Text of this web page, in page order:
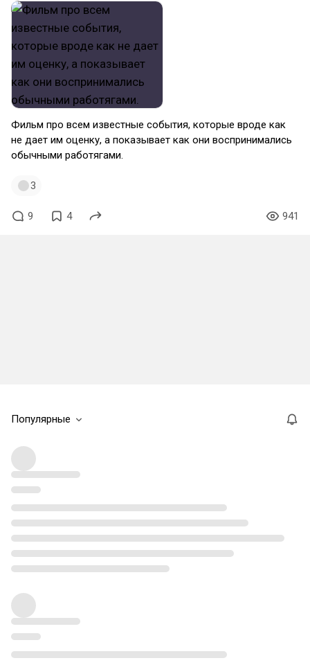
Фильм про всем известные события, которые вроде как
не дает им оценку, а показывает как они воспринимались
обычными работягами.
3
9 4 941
Популярные